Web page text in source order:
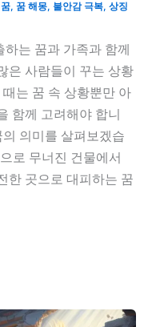
, 꿈 해몽, 불안감 극복, 상징
는 꿈과 가족과 함께
은 사람들이 꾸는 상황
는 꿈 속 상황뿐만 아
함께 고려해야 합니
의미를 살펴보겠습
로 무너진 건물에서
한 곳으로 대피하는 꿈